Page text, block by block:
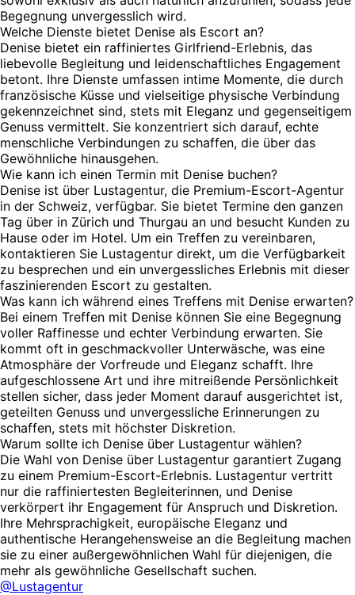
Begegnung unvergesslich wird.
Welche Dienste bietet Denise als Escort an?
Denise bietet ein raffiniertes Girlfriend-Erlebnis, das
liebevolle Begleitung und leidenschaftliches Engagement
betont. Ihre Dienste umfassen intime Momente, die durch
französische Küsse und vielseitige physische Verbindung
gekennzeichnet sind, stets mit Eleganz und gegenseitigem
Genuss vermittelt. Sie konzentriert sich darauf, echte
menschliche Verbindungen zu schaffen, die über das
Gewöhnliche hinausgehen.
Wie kann ich einen Termin mit Denise buchen?
Denise ist über Lustagentur, die Premium-Escort-Agentur
in der Schweiz, verfügbar. Sie bietet Termine den ganzen
Tag über in Zürich und Thurgau an und besucht Kunden zu
Hause oder im Hotel. Um ein Treffen zu vereinbaren,
kontaktieren Sie Lustagentur direkt, um die Verfügbarkeit
zu besprechen und ein unvergessliches Erlebnis mit dieser
faszinierenden Escort zu gestalten.
Was kann ich während eines Treffens mit Denise erwarten?
Bei einem Treffen mit Denise können Sie eine Begegnung
voller Raffinesse und echter Verbindung erwarten. Sie
kommt oft in geschmackvoller Unterwäsche, was eine
Atmosphäre der Vorfreude und Eleganz schafft. Ihre
aufgeschlossene Art und ihre mitreißende Persönlichkeit
stellen sicher, dass jeder Moment darauf ausgerichtet ist,
geteilten Genuss und unvergessliche Erinnerungen zu
schaffen, stets mit höchster Diskretion.
Warum sollte ich Denise über Lustagentur wählen?
Die Wahl von Denise über Lustagentur garantiert Zugang
zu einem Premium-Escort-Erlebnis. Lustagentur vertritt
nur die raffiniertesten Begleiterinnen, und Denise
verkörpert ihr Engagement für Anspruch und Diskretion.
Ihre Mehrsprachigkeit, europäische Eleganz und
authentische Herangehensweise an die Begleitung machen
sie zu einer außergewöhnlichen Wahl für diejenigen, die
mehr als gewöhnliche Gesellschaft suchen.
@Lustagentur